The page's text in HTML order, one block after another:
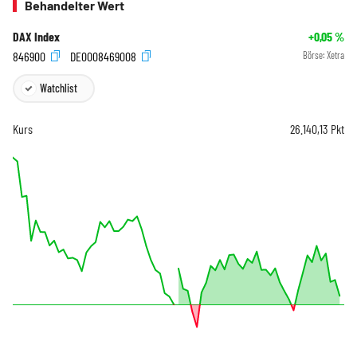
Behandelter Wert
DAX Index +0,05%
846900
DE0008469008 Börse: Xetra
Watchlist
Kurs 26.140,13 Pkt